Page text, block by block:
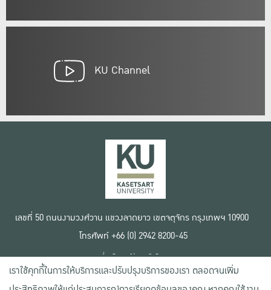
KU Channel
เลขที่ 50 ถนนงามวงศ์วาน แขวงลาดยาว เขตจตุจักร กรุงเทพฯ 10900
โทรศัพท์ +66 (0) 2942 8200-45
เงื่อนไขการใช้งานเว็บไซต์
ข้อตกลงด้านสิทธิ์ใช้งาน
นโยบายความเป็นส่วนตัว
เราใช้คุกกี้ในการให้บริการและปรับปรุงบริการของเรา ตลอดจนเพิ่ม